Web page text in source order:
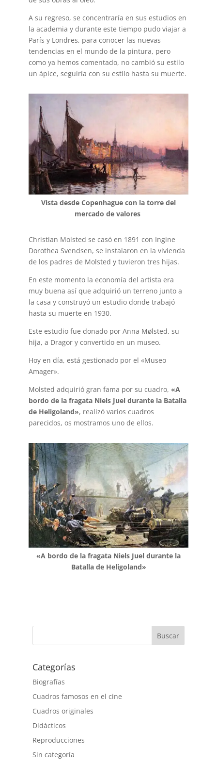
A su regreso, se concentraría en sus estudios en
la academia y durante este tiempo pudo viajar a
París y Londres, para conocer las nuevas
tendencias en el mundo de la pintura, pero
como ya hemos comentado, no cambió su estilo
un ápice, seguiría con su estilo hasta su muerte.
Vista desde Copenhague con la torre del
mercado de valores
Christian Molsted se casó en 1891 con Ingine
Dorothea Svendsen, se instalaron en la vivienda
de los padres de Molsted y tuvieron tres hijas.
En este momento la economía del artista era
muy buena así que adquirió un terreno junto a
la casa y construyó un estudio donde trabajó
hasta su muerte en 1930.
Este estudio fue donado por Anna Mølsted, su
hija, a Dragor y convertido en un museo.
Hoy en día, está gestionado por el «Museo
Amager».
Molsted adquirió gran fama por su cuadro, «A
bordo de la fragata Niels Juel durante la Batalla
de Heligoland», realizó varios cuadros
parecidos, os mostramos uno de ellos.
«A bordo de la fragata Niels Juel durante la
Batalla de Heligoland»
Buscar
Categorías
Biografías
Cuadros famosos en el cine
Cuadros originales
Didácticos
Reproducciones
Sin categoría